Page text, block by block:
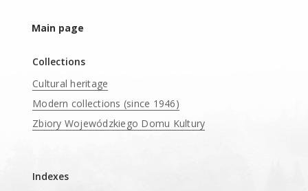
Main page
Collections
Cultural heritage
Modern collections (since 1946)
Zbiory Wojewódzkiego Domu Kultury
Indexes